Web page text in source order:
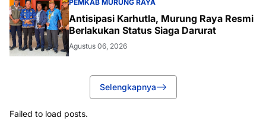
PEMKAB MURUNG RAYA
Antisipasi Karhutla, Murung Raya Resmi
Berlakukan Status Siaga Darurat
Agustus 06, 2026
Selengkapnya
Failed to load posts.